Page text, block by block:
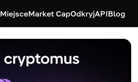
MiejsceMarket CapOdkryjAPIBlog